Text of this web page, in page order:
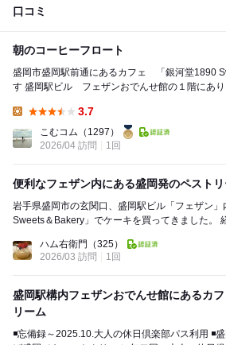
口コミ
朝のコーヒーフロート
盛岡市盛岡駅前通にあるカフェ 「銀河堂1890
す 盛岡駅ビル フェザンおでんせ館の１階にあります 弘前市へ向かう高
3.7
こむコム （1297）
2026/04 訪問
1回
便利なフェザン内にある盛岡発のペスト
岩手県盛岡市の玄関口、盛岡駅ビル「フェザン
Sweets＆Bakery」でケーキを買ってきました。 ​経営母体は、JR東日本グ
ハム右衛門
（325）
2026/03 訪問
1回
盛岡駅構内フェザンおでんせ館にあるカ
リーム
◾️忘備録～2025.10.大人の休日倶楽部パス利用 ◾️盛岡旅行②～旅行と言え